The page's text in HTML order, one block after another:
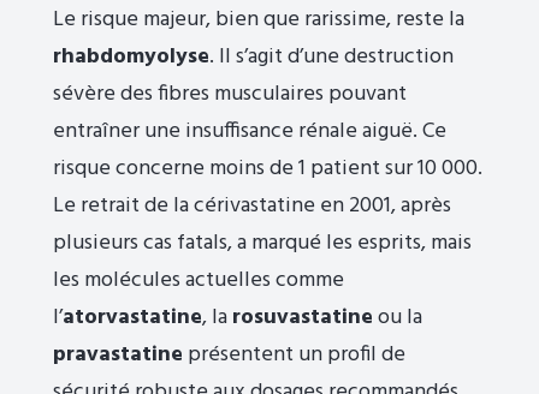
Le risque majeur, bien que rarissime, reste la
rhabdomyolyse. Il s’agit d’une destruction
sévère des fibres musculaires pouvant
entraîner une insuffisance rénale aiguë. Ce
risque concerne moins de 1 patient sur 10 000.
Le retrait de la cérivastatine en 2001, après
plusieurs cas fatals, a marqué les esprits, mais
les molécules actuelles comme
l’atorvastatine, larosuvastatineou la
pravastatine présentent un profil de